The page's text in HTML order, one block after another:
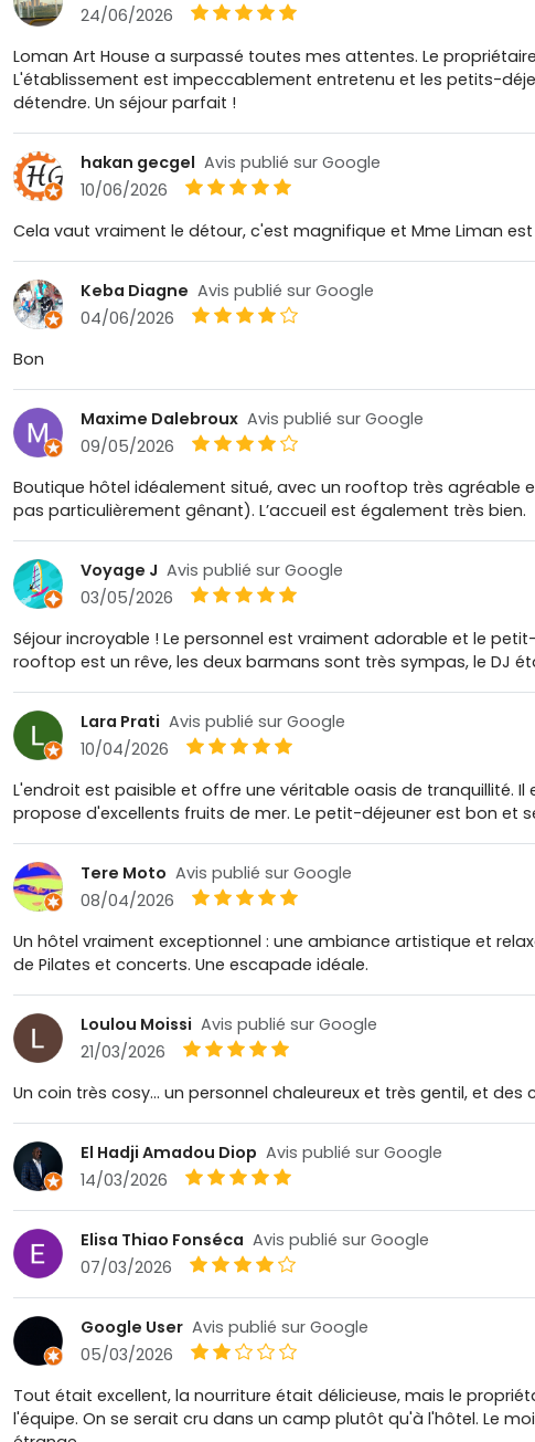
24/06/2026
Loman Art House a surpassé toutes mes attentes. Le
L'établissement est impeccablement entretenu et les petits-
détendre. Un séjour parfait !
hakan gecgel Avis publié sur Google
10/06/2026
Cela vaut vraiment le détour, c'est magnifique et Mme Liman
Keba Diagne Avis publié sur Google
04/06/2026
Bon
Maxime Dalebroux Avis publié sur Google
09/05/2026
Boutique hôtel idéalement situé, avec un rooftop très agréable
pas particulièrement gênant). L’accueil est également très bien.
Voyage J Avis publié sur Google
03/05/2026
Séjour incroyable ! Le personnel est vraiment adorable et le
rooftop est un rêve, les deux barmans sont très sympas, le DJ
Lara Prati Avis publié sur Google
10/04/2026
L'endroit est paisible et offre une véritable oasis de tranquillité.
propose d'excellents fruits de mer. Le petit-déjeuner est bon et
Tere Moto Avis publié sur Google
08/04/2026
Un hôtel vraiment exceptionnel : une ambiance artistique et
de Pilates et concerts. Une escapade idéale.
Loulou Moissi Avis publié sur Google
21/03/2026
Un coin très cosy... un personnel chaleureux et très gentil, et des
El Hadji Amadou Diop Avis publié sur Google
14/03/2026
Elisa Thiao Fonséca Avis publié sur Google
07/03/2026
Google User Avis publié sur Google
05/03/2026
Tout était excellent, la nourriture était délicieuse, mais le
l'équipe. On se serait cru dans un camp plutôt qu'à l'hôtel. Le